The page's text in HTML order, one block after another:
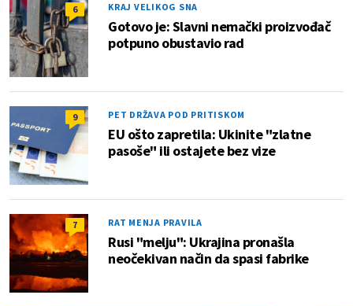
6 KRAJ VELIKOG SNA
Gotovo je: Slavni nemački proizvođač
potpuno obustavio rad
9 PET DRŽAVA POD PRITISKOM
EU ošto zapretila: Ukinite "zlatne
pasoše" ili ostajete bez vize
7 RAT MENJA PRAVILA
Rusi "melju": Ukrajina pronašla
neočekivan način da spasi fabrike